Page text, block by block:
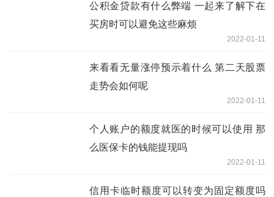
公积金贷款有什么弊端 一起来了解下在
买房时可以避免这些麻烦
2022-01-11
来看看无量涨停预示着什么 第二天股票
走势会如何呢
2022-01-11
个人账户的额度就医的时候可以使用 那
么医保卡的钱能提现吗
2022-01-11
信用卡临时额度可以转变为固定额度吗